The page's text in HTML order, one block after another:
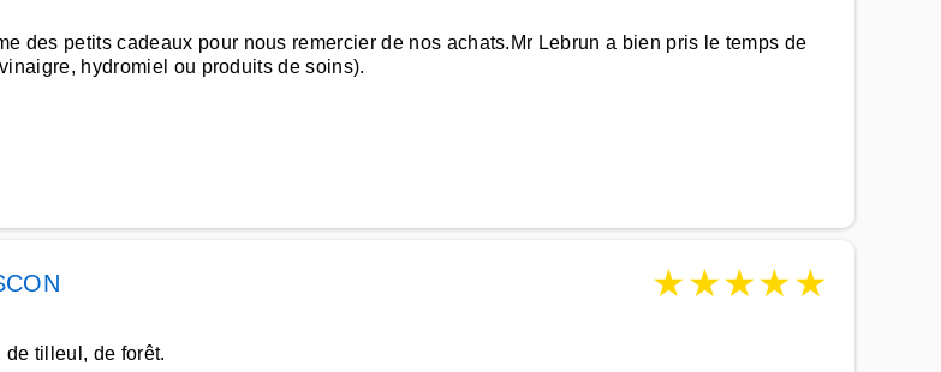
des petits cadeaux pour nous remercier de nos achats.Mr Lebrun a bien pris le temps de
hydromiel ou produits de soins).
★★★★★
tilleul, de forêt.